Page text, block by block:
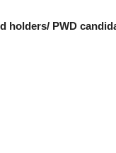
holders/ PWD